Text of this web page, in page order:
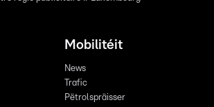
Mobilitéit
News
Trafic
Pëtrolspräisser